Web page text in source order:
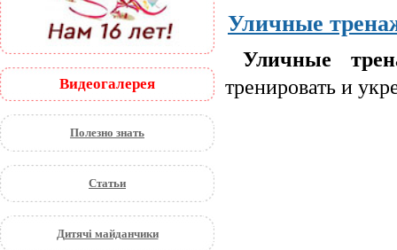
Видеогалерея
Полезно знать
Статьи
Дитячі майданчики
Уличные
Уличные
тренировать и